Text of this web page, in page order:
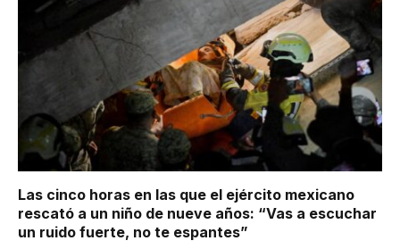
Las cinco horas en las que el ejército mexicano
rescató a un niño de nueve años: “Vas a escuchar
un ruido fuerte, no te espantes”